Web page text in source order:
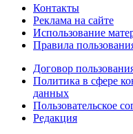
Контакты
Реклама на сайте
Использование
Правила
Договор
Политика в сфере
данных
Пользовательское
Редакция